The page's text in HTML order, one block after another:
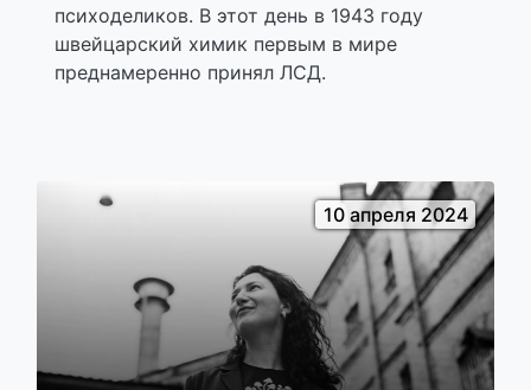
психоделиков. В этот день в 1943 году
швейцарский химик первым в мире
преднамеренно принял ЛСД.
10 апреля 2024